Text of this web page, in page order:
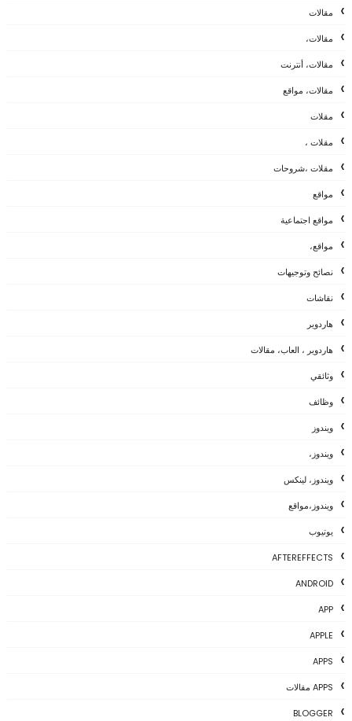
مقالات
مقالات،
مقالات، أنترنت
مقالات، مواقع
مقلات
مقلات ،
مقلات ،شروحات
مواقع
مواقع اجتماعية
مواقع،
نصائح وتوجيهات
نقاشات
هاردوير
هاردوير ، العاب، مقالات
وثائقي
وظائف
ويندوز
ويندوز،
ويندوز، لينكس
ويندوز،مواقع
يوتيوب
AFTEREFFECTS
ANDROID
APP
APPLE
APPS
APPS مقالات
BLOGGER